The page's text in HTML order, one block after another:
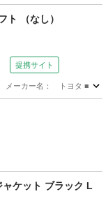
（なし）
提携サイト
メーカー名： トヨタ ■
ケット ブラック L